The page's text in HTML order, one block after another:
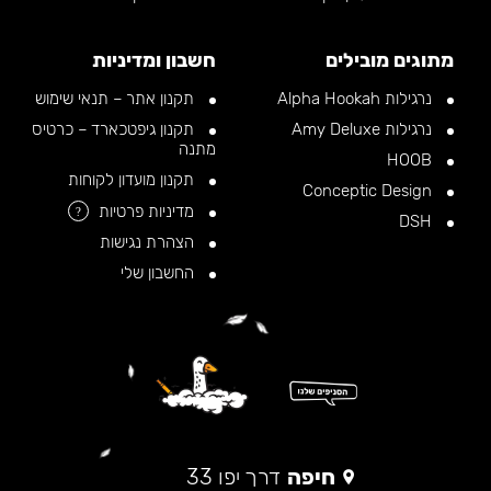
מתוגים מובילים
נרגילות Alpha Hookah
נרגילות Amy Deluxe
חשבון ומדיניות
תקנון אתר – תנאי שימוש
תקנון גיפטכארד – כרטיס
מתנה
תקנון מועדון לקוחות
מדיניות פרטיות
?
הצהרת נגישות
החשבון שלי
חיפה דרך יפו 33